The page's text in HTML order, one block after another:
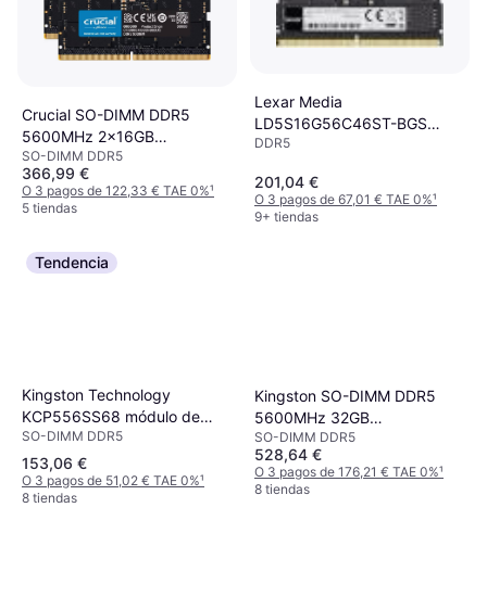
Crucial SO-DIMM DDR5
5600MHz 2x16GB
(CT2K16G56C46S5)
SO-DIMM DDR5
366,99 €
O 3 pagos de 122,33 € TAE 0%¹
5 tiendas
Lexar Media
LD5S16G56C46ST-BGS
módulo de memoria 16 GB 1
DDR5
201,04 €
O 3 pagos de 67,01 € TAE 0%¹
9+ tiendas
Tendencia
Kingston Technology
KCP556SS68 módulo de
memoria 8 GB 1 x 8 GB DDR5
SO-DIMM DDR5
153,06 €
O 3 pagos de 51,02 € TAE 0%¹
8 tiendas
Kingston SO-DIMM DDR5
5600MHz 32GB
(KF556S40IB-32)
SO-DIMM DDR5
528,64 €
O 3 pagos de 176,21 € TAE 0%¹
8 tiendas